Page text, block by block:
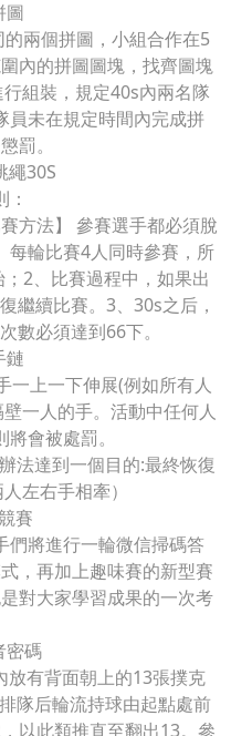
圖
兩個拼圖，小組合作在5
內的拼圖圖塊，找齊圖塊
組裝，規定40s內兩名隊
員未在規定時間內完成拼
罰。
繩30S
方法】 參賽選手都必須脫
每輪比賽4人同時參賽，所
2、比賽過程中，如果出
繼續比賽。3、30s之后，
數必須達到66下。
鏈
一上一下伸展(例如所有人
一人的手。活動中任何人
會被處罰。
法達到一個目的:最終恢復
左右手相牽）
賽
們將進行一輪微信掃碼答
，再加上趣味賽的新型賽
對大家學習成果的一次考
密碼
放有背面朝上的13張撲克
隊后輪流持球由起點處前
以此類推直至翻出13。參